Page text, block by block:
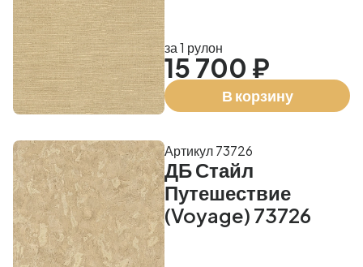
за 1 рулон
15 700 ₽
В корзину
ДБ Стайл
Путешествие
(Voyage) 73726
Артикул 73726